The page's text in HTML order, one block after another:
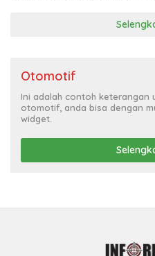
Otomotif
Ini adalah contoh keterangan
otomotif, anda bisa dengan
widget.